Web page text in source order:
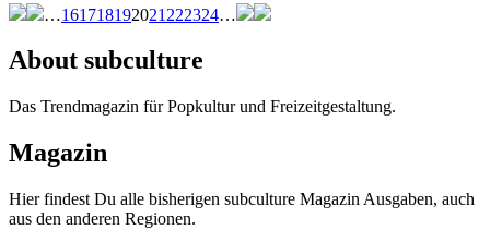
…161718192021 222324…
About subculture
Das Trendmagazin für Popkultur und Freizeitgestaltung.
Magazin
Hier findest Du alle bisherigen subculture Magazin Ausgaben, auch
aus den anderen Regionen.